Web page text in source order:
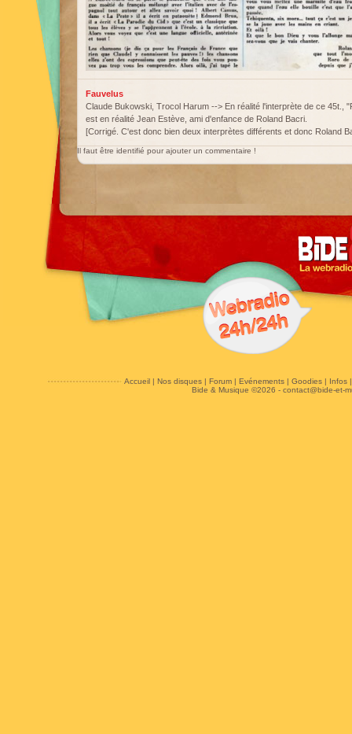
Fauvelus
Claude Bukowski, Trocol Harum --> En réalité l'interprète de ce 45t.,
est en réalité Jean Estève, ami d'enfance de Roland Bacri.
[Corrigé. C'est donc bien deux interprètes différents et donc Roland
Il faut être identifié pour ajouter un commentaire !
Accueil| Nos disques| Forum| Evénements| Goodies| Infos
Bide & Musique ©2026 - contact@bide-et-